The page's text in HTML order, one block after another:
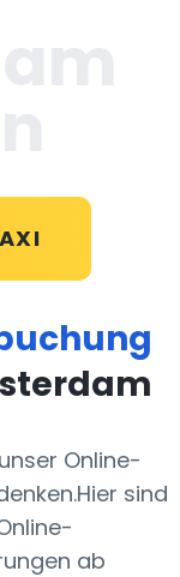
Online-
sind
ab